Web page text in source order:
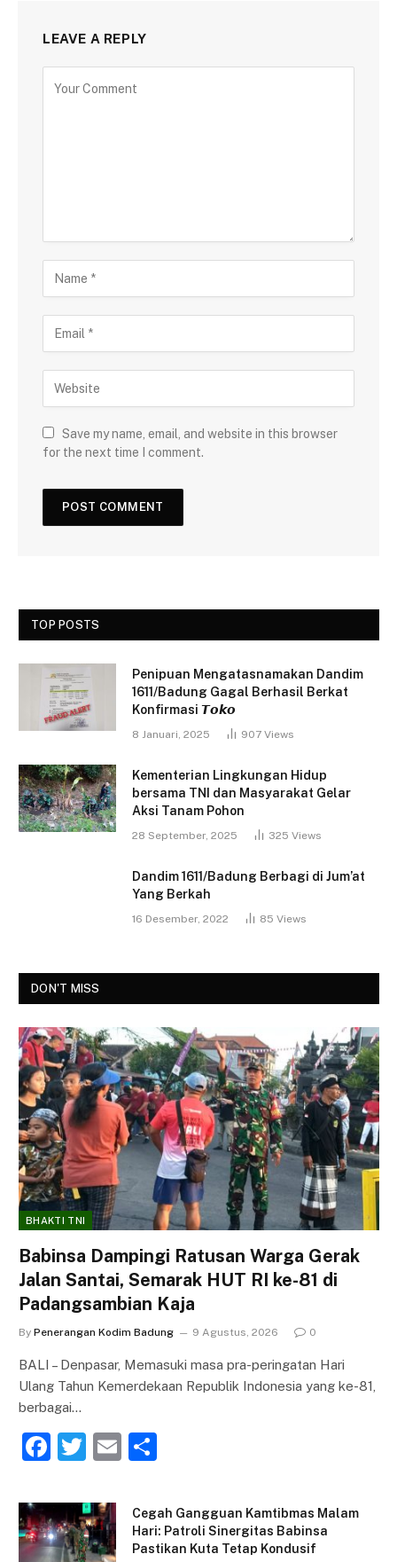
LEAVE A REPLY
Save my name, email, and website in this browser
for the next time I comment.
TOP POSTS
Penipuan Mengatasnamakan Dandim
1611/Badung Gagal Berhasil Berkat
Konfirmasi 𝙏𝙤𝙠𝙤
8 Januari, 2025 907 Views
Kementerian Lingkungan Hidup
bersama TNI dan Masyarakat Gelar
Aksi Tanam Pohon
28 September, 2025 325 Views
Dandim 1611/Badung Berbagi di Jum’at
Yang Berkah
16 Desember, 2022 85 Views
DON'T MISS
BHAKTI TNI
Babinsa Dampingi Ratusan Warga Gerak
Jalan Santai, Semarak HUT RI ke-81 di
Padangsambian Kaja
By Penerangan Kodim Badung 9 Agustus, 2026 0
BALI – Denpasar, Memasuki masa pra-peringatan Hari
Ulang Tahun Kemerdekaan Republik Indonesia yang ke-81,
berbagai…
F
c
e
T
itt
er
E
ai ar
e
Cegah Gangguan Kamtibmas Malam
Hari: Patroli Sinergitas Babinsa
Pastikan Kuta Tetap Kondusif